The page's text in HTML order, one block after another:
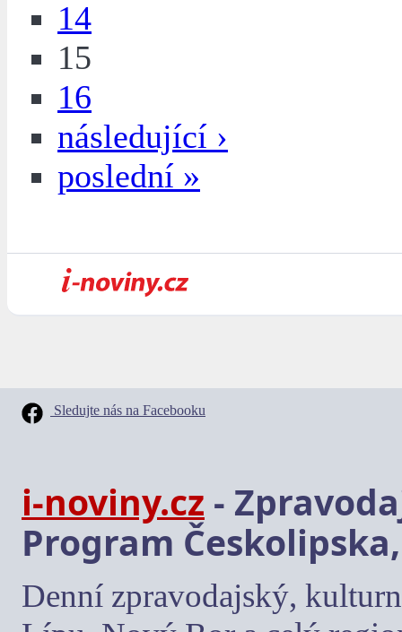
14
15
16
následující ›
poslední »
Sledujte nás na Facebooku
i-noviny.cz -
Program
Denní zpravodajský,